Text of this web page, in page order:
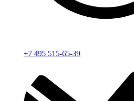
+7 495 515-65-39